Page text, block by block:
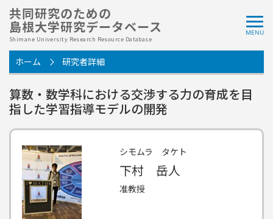
共同研究のための
島根大学研究データベース
Shimane University Research Resource Database
ホーム 研究者詳細
算数・数学科における交渉する力の育成を目
指した学習指導モデルの開発
シモムラ タケト
下村 岳人
准教授